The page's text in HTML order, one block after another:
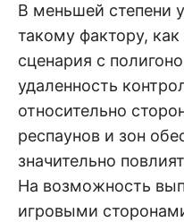
В меньшей степени
такому фактору,
сценария с
удаленность
относительно
респаунов и зон
значительно
На возможность
игровыми